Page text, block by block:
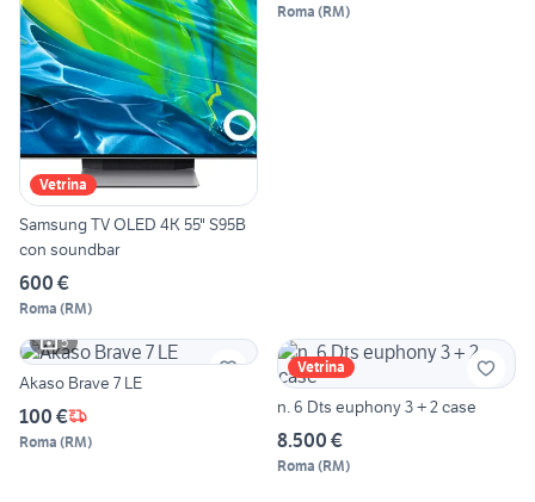
Vetrina
Samsung TV OLED 4K 55" S95B
con soundbar
600 €
Roma (RM)
Roma (RM)
5
Akaso Brave 7 LE
100 €
Roma (RM)
Vetrina
n. 6 Dts euphony 3 + 2 case
8.500 €
Roma (RM)